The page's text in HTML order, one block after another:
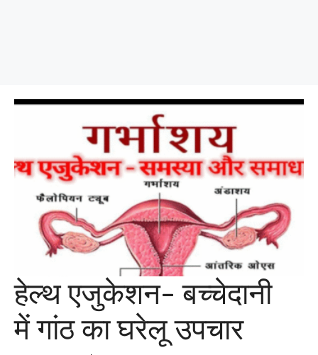
हेल्थ एजुकेशन- बच्चेदानी
में गांठ का घरेलू उपचार